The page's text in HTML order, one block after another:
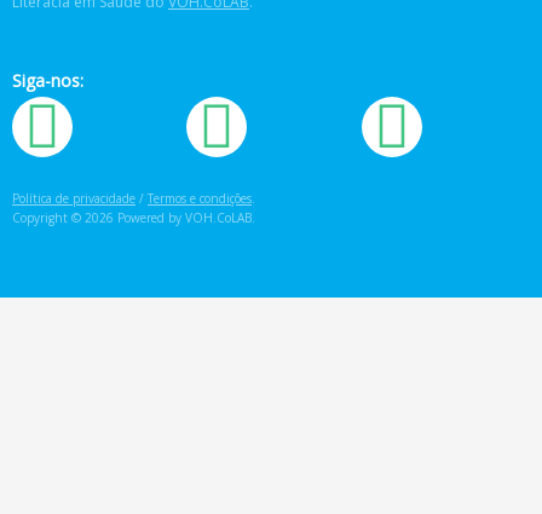
Siga-nos:
Política de privacidade / Termos e condições.
Copyright © 2026 Powered by VOH.CoLAB.